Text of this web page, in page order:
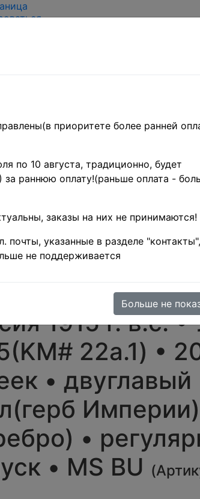
»
гг.
1915 г. в.с. •
22a.1) •
• двуглавый
•
• MS BU (
приоритете более ранней
по 10 августа, традиционно, будет
за раннюю оплату!(раньше оплата -
заказы на них не принимаются!
почты, указанные в разделе "контакты",
не поддерживается
Больше не